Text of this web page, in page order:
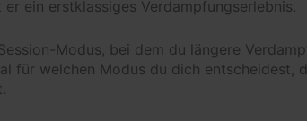
ein erstklassiges Verdampfungserlebnis.
Modus, bei dem du längere
für welchen Modus du dich entscheidest,